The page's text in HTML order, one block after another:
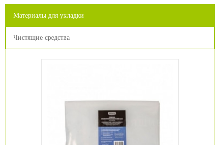
Материалы для укладки
Чистящие средства